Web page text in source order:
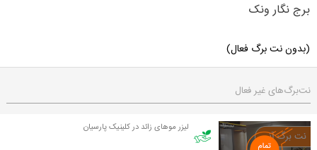
برج نگار ونک
(بدون نت برگ فعال)
نت‌برگ‌های غیر فعال
لیزر موهای زائد در کلینیک پارسیان